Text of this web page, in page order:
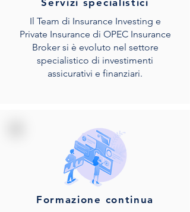
Servizi specialistici
Il Team di Insurance Investing e
Private Insurance di OPEC Insurance
Broker si è evoluto nel settore
specialistico di investimenti
assicurativi e finanziari.
Formazione continua